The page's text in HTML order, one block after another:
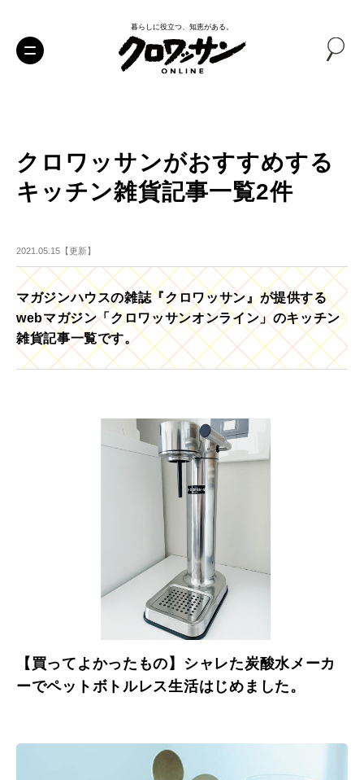
暮らしに役立つ、知恵がある。
クロワッサンがおすすめする
キッチン雑貨記事一覧2件
2021.05.15【更新】
マガジンハウスの雑誌『クロワッサン』が提供する
webマガジン「クロワッサンオンライン」のキッチン
雑貨記事一覧です。
【買ってよかったもの】シャレた炭酸水メーカ
ーでペットボトルレス生活はじめました。